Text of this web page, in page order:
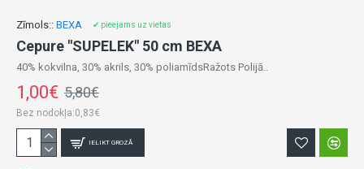
Zīmols:: BEXA ✔ pieejams uz vietas
Cepure "SUPELEK" 50 cm BEXA
40% kokvilna, 30% akrils, 30% poliamīdsRažots Polijā..
1,00€ 5,80€
Bez nodokļa:0,83€
IELIKT GROZĀ